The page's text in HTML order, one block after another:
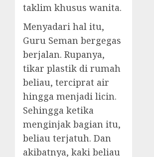
taklim khusus wanita.
Menyadari hal itu,
Guru Seman bergegas
berjalan. Rupanya,
tikar plastik di rumah
beliau, terciprat air
hingga menjadi licin.
Sehingga ketika
menginjak bagian itu,
beliau terjatuh. Dan
akibatnya, kaki beliau